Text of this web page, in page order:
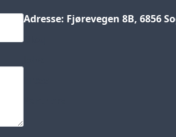
Adresse: Fjørevegen 8B, 6856
Blog